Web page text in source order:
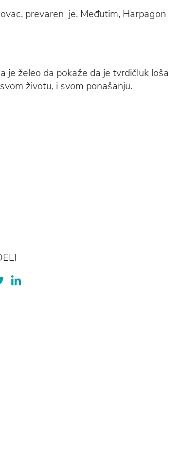
prevaren je. Međutim, Harpagon
je želeo da pokaže da je tvrdičluk loša
životu, i svom ponašanju.